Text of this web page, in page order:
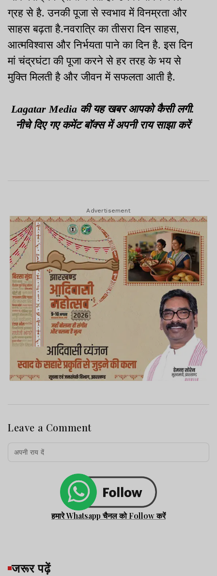
ग्रह से है. उनकी पूजा से स्वभाव में विनम्रता और
साहस बढ़ता है.नवरात्रि का तीसरा दिन साहस,
आत्मविश्वास और निर्भयता पाने का दिन है. इस दिन
मां चंद्रघंटा की पूजा करने से हर तरह के भय से
मुक्ति मिलती है और जीवन में सफलता आती है.
Lagatar Media की यह खबर आपको कैसी लगी.
नीचे दिए गए कमेंट बॉक्स में अपनी राय साझा करें
Advertisement
Leave a Comment
हमारे Whatsapp चैनल को Follow करें
जरूर पढ़ें